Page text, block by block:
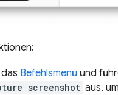
Befehlsmenü und
screenshot aus,